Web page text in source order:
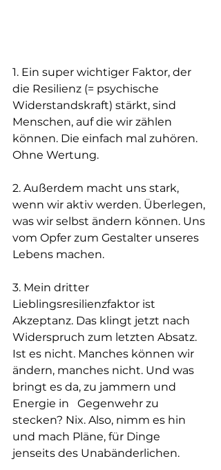
1. Ein super wichtiger Faktor, der
die Resilienz (= psychische
Widerstandskraft) stärkt, sind
Menschen, auf die wir zählen
können. Die einfach mal zuhören.
Ohne Wertung.
2. Außerdem macht uns stark,
wenn wir aktiv werden. Überlegen,
was wir selbst ändern können. Uns
vom Opfer zum Gestalter unseres
Lebens machen.
3. Mein dritter
Lieblingsresilienzfaktor ist
Akzeptanz. Das klingt jetzt nach
Widerspruch zum letzten Absatz.
Ist es nicht. Manches können wir
ändern, manches nicht. Und was
bringt es da, zu jammern und
Energie in   Gegenwehr zu
stecken? Nix. Also, nimm es hin
und mach Pläne, für Dinge
jenseits des Unabänderlichen.